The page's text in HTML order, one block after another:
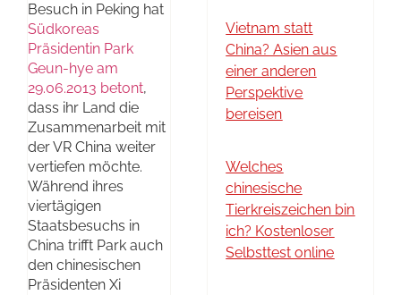
Besuch in Peking hat
Südkoreas
Präsidentin Park
Geun-hye am
29.06.2013 betont,
dass ihr Land die
Zusammenarbeit mit
der VR China weiter
vertiefen möchte.
Während ihres
viertägigen
Staatsbesuchs in
China trifft Park auch
den chinesischen
Präsidenten Xi
Vietnam statt
China? Asien aus
einer anderen
Perspektive
bereisen
Welches
chinesische
Tierkreiszeichen bin
ich? Kostenloser
Selbsttest online